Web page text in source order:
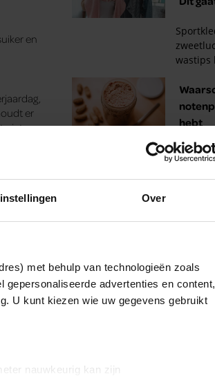
Over
met behulp van technologieën zoals
advertenties en content,
U kunt kiezen wie uw gegevens gebruikt
nauwkeurig kan zijn
en
er
niet een
met
een
je